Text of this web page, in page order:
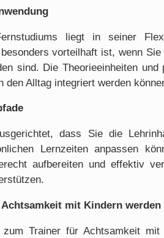
liegt in seiner
vorteilhaft ist, wenn
sind. Die Theorieeinheiten
Alltag integriert werden
dass Sie die
Lernzeiten anpassen
aufbereiten und effektiv
mit Kindern werden
zum Trainer für Achtsamkeit